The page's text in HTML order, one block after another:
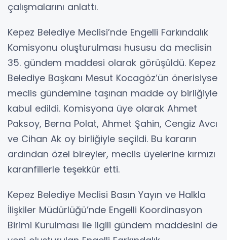
çalışmalarını anlattı.
Kepez Belediye Meclisi’nde Engelli Farkındalık
Komisyonu oluşturulması hususu da meclisin
35. gündem maddesi olarak görüşüldü. Kepez
Belediye Başkanı Mesut Kocagöz’ün önerisiyse
meclis gündemine taşınan madde oy birliğiyle
kabul edildi. Komisyona üye olarak Ahmet
Paksoy, Berna Polat, Ahmet Şahin, Cengiz Avcı
ve Cihan Ak oy birliğiyle seçildi. Bu kararın
ardından özel bireyler, meclis üyelerine kırmızı
karanfillerle teşekkür etti.
Kepez Belediye Meclisi Basın Yayın ve Halkla
İlişkiler Müdürlüğü’nde Engelli Koordinasyon
Birimi Kurulması ile ilgili gündem maddesini de